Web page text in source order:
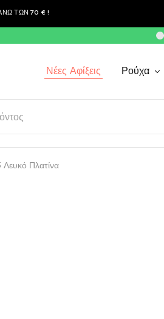
ΤΩΝ 70 € !
Νέες Αφίξεις Ρούχα
Λευκό Πλατίνα